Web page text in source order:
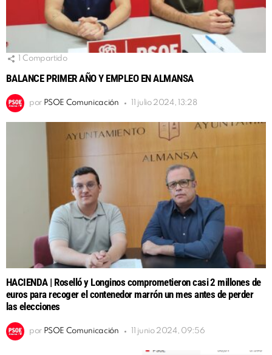
Compartido
BALANCE PRIMER AÑO Y EMPLEO EN ALMANSA
por PSOE Comunicación 11 julio 2024, 13:28
HACIENDA | Roselló y Longinos comprometieron casi 2 millones de
euros para recoger el contenedor marrón un mes antes de perder
las elecciones
por PSOE Comunicación 11 junio 2024, 09:56